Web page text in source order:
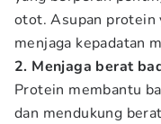
otot. Asupan protein
menjaga kepadatan
2. Menjaga berat
Protein membantu
dan mendukung